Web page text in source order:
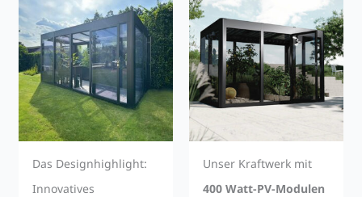
Das Designhighlight:
Innovatives
Unser Kraftwerk mit
400 Watt-PV-Modulen